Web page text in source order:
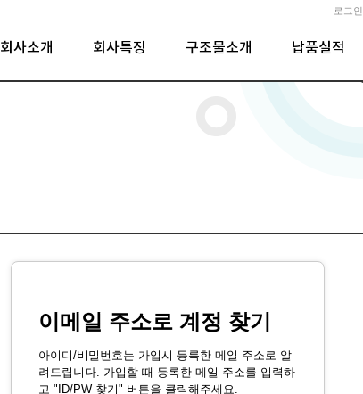
로그인
회사소개 회사특징 구조물소개 납품실적
이메일 주소로 계정 찾기
아이디/비밀번호는 가입시 등록한 메일 주소로 알
려드립니다. 가입할 때 등록한 메일 주소를 입력하
고 "ID/PW 찾기" 버튼을 클릭해주세요.